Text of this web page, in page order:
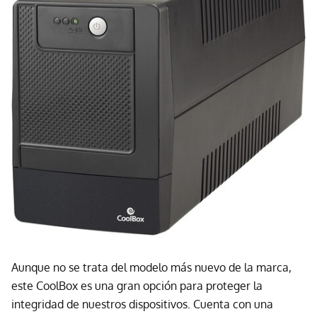
Aunque no se trata del modelo más nuevo de la marca,
este CoolBox es una gran opción para proteger la
integridad de nuestros dispositivos. Cuenta con una